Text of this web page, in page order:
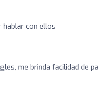
hablar con ellos
me brinda facilidad de